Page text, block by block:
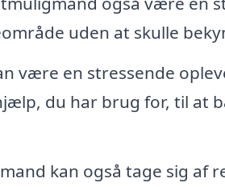
uden at skulle
være en stressende
du har brug for, til at
kan også tage sig af